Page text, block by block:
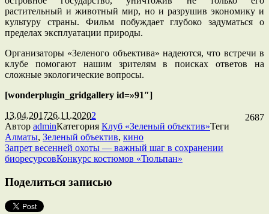
растительный и животный мир, но и разрушив экономику и
культуру страны. Фильм побуждает глубоко задуматься о
пределах эксплуатации природы.
Организаторы «Зеленого объектива» надеются, что встречи в
клубе помогают нашим зрителям в поисках ответов на
сложные экологические вопросы.
[wonderplugin_gridgallery id=»91″]
13.04.201726.11.20202
2687
Автор adminКатегория Клуб «Зеленый объектив»Теги
Алматы, Зеленый объектив, кино
Запрет весенней охоты — важный шаг в сохранении
биоресурсовКонкурс костюмов «Тюльпан»
Поделиться записью